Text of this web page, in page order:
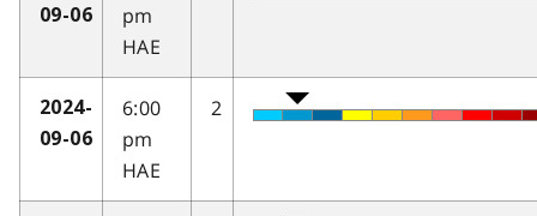
09-06
pm
HAE
2024-
09-06
6:00
pm
HAE
2